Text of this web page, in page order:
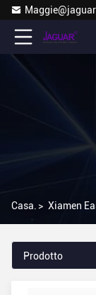
Casa. >
Prodotto